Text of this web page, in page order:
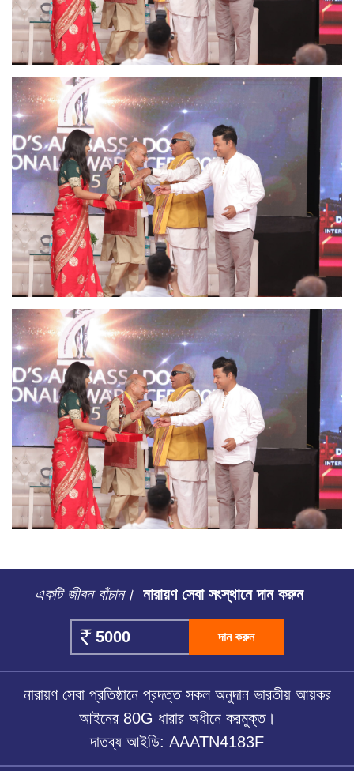
একটি জীবন বাঁচান। নারায়ণ সেবা সংস্থানে দান করুন
দান করুন
নারায়ণ সেবা প্রতিষ্ঠানে প্রদত্ত সকল অনুদান ভারতীয় আয়কর
আইনের 80G ধারার অধীনে করমুক্ত।
দাতব্য আইডি: AAATN4183F